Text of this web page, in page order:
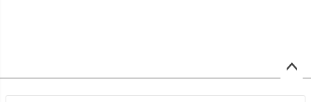
ジト